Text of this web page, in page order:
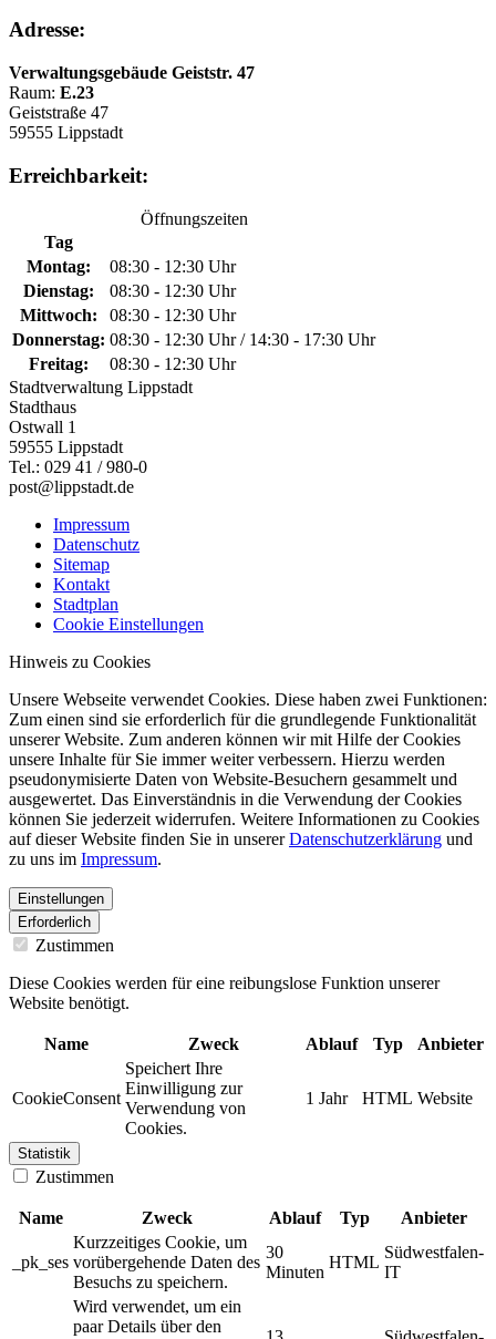
Adresse:
Verwaltungsgebäude Geiststr. 47
Raum: E.23
Geiststraße 47
59555 Lippstadt
Erreichbarkeit:
Öffnungszeiten
Tag
Montag:
08:30 - 12:30 Uhr
Dienstag:
08:30 - 12:30 Uhr
Mittwoch:
08:30 - 12:30 Uhr
Donnerstag: 08:30 - 12:30 Uhr / 14:30 - 17:30 Uhr
Freitag:
08:30 - 12:30 Uhr
Stadtverwaltung Lippstadt
Stadthaus
Ostwall 1
59555 Lippstadt
Tel.: 029 41 / 980-0
post@lippstadt.de
Impressum
Datenschutz
Sitemap
Kontakt
Stadtplan
Cookie Einstellungen
Hinweis zu Cookies
Unsere Webseite verwendet Cookies. Diese haben zwei Funktionen:
Zum einen sind sie erforderlich für die grundlegende Funktionalität
unserer Website. Zum anderen können wir mit Hilfe der Cookies
unsere Inhalte für Sie immer weiter verbessern. Hierzu werden
pseudonymisierte Daten von Website-Besuchern gesammelt und
ausgewertet. Das Einverständnis in die Verwendung der Cookies
können Sie jederzeit widerrufen. Weitere Informationen zu Cookies
auf dieser Website finden Sie in unsererDatenschutzerklärung und
zu uns im Impressum.
Einstellungen
Erforderlich
Zustimmen
Diese Cookies werden für eine reibungslose Funktion unserer
Website benötigt.
Name Zweck Ablauf Typ Anbieter
CookieConsent
Speichert Ihre
Einwilligung zur
Verwendung von
Cookies.
1 Jahr HTML Website
Statistik
Zustimmen
Name Zweck Ablauf Typ Anbieter
_pk_ses
Kurzzeitiges Cookie, um
vorübergehende Daten des
Besuchs zu speichern.
30
Minuten
HTML
Südwestfalen-
IT
Wird verwendet, um ein
paar Details über den